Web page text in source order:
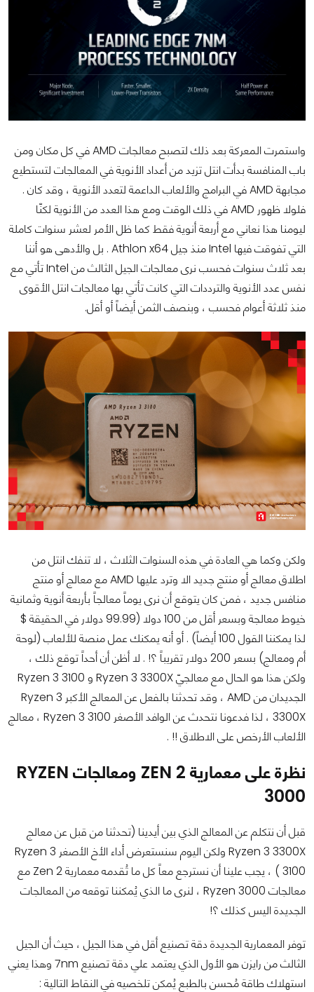
واستمرت المعركة بعد ذلك لتصبح معالجات AMD في كل مكان ومن
باب المنافسة بدأت انتل تزيد من أعداد الأنوية في المعالجات لتستطيع
مجابهة AMD في البرامج والألعاب الداعمة لتعدد الأنوية ، وقد كان .
فلولا ظهور AMD في ذلك الوقت ومع هذا العدد من الأنوية لكنّا
ليومنا هذا نعاني مع أربعة أنوية فقط كما ظل الأمر لعشر سنوات كاملة
التي تفوقت فيها Intel منذ جيل Athlon x64 . بل والأدهى هو أننا
بعد ثلاث سنوات فحسب نرى معالجات الجيل الثالث من Intel تأتي مع
نفس عدد الأنوية والترددات التي كانت تأتي بها معالجات انتل الأقوى
منذ ثلاثة أعوام فحسب ، وبنصف الثمن أيضاً أو أقل.
ولكن وكما هي العادة في هذه السنوات الثلاث ، لا تنفك انتل من
اطلاق معالج أو منتج جديد الا وترد عليها AMD مع معالج أو منتج
منافس جديد ، فمن كان يتوقع أن نرى يوماً معالجاً بأربعة أنوية وثمانية
خيوط معالجة وبسعر أقل من 100 دولا (99.99 دولار في الحقيقة $
لذا يمكننا القول 100 أيضاً) . أو أنه يمكنك عمل منصة للألعاب (لوحة
أم ومعالج) بسعر 200 دولار تقريباً ؟! . لا أظن أن أحداً توقع ذلك ،
ولكن هذا هو الحال مع معالجيّ Ryzen 3 3300X و Ryzen 3 3100
الجديدان من AMD ، وقد تحدثنا بالفعل عن المعالج الأكبر Ryzen 3
3300X ، لذا فدعونا نتحدث عن الوافد الأصغر Ryzen 3 3100 ، معالج
الألعاب الأرخص على الاطلاق !! .
نظرة على معمارية ZEN 2 ومعالجات RYZEN
3000
قبل أن نتكلم عن المعالج الذي بين أيدينا (تحدثنا من قبل عن معالج
Ryzen 3 3300X ولكن اليوم سنستعرض أداء الأخ الأصغر Ryzen 3
3100 ) ، يجب علينا أن نسترجع معاً كل ما تُقدمه معمارية Zen 2 مع
معالجات Ryzen 3000 ، لنرى ما الذي يُمكننا توقعه من المعالجات
الجديدة اليس كذلك ؟!
توفر المعمارية الجديدة دقة تصنيع أقل في هذا الجيل ، حيث أن الجيل
الثالث من رايزن هو الأول الذي يعتمد علي دقة تصنيع 7nm وهذا يعني
استهلاك طاقة مُحسن بالطبع يُمكن تلخصيه في النقاط التالية :